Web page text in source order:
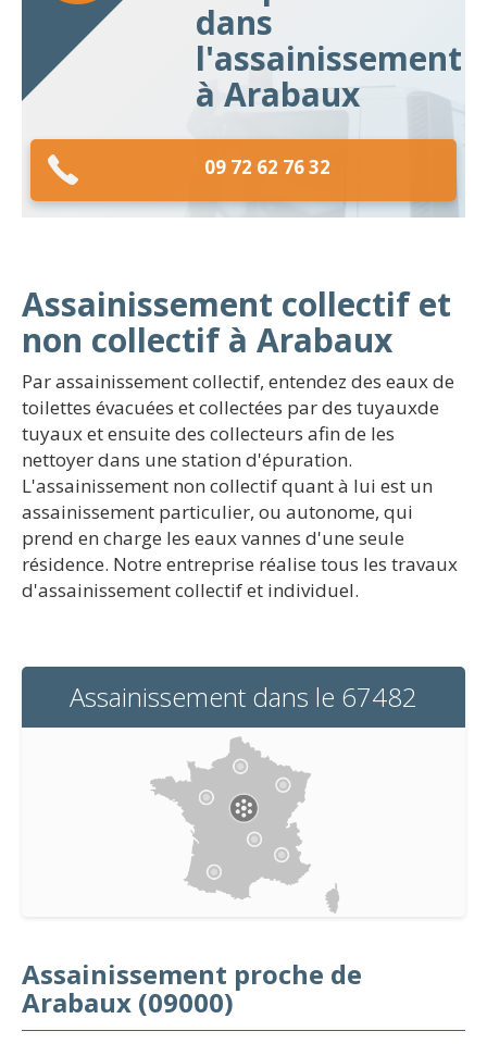
dans
l'assainissement
à Arabaux
09 72 62 76 32
Assainissement collectif et
non collectif à Arabaux
Par assainissement collectif, entendez des eaux de
toilettes évacuées et collectées par des tuyauxde
tuyaux et ensuite des collecteurs afin de les
nettoyer dans une station d'épuration.
L'assainissement non collectif quant à lui est un
assainissement particulier, ou autonome, qui
prend en charge les eaux vannes d'une seule
résidence. Notre entreprise réalise tous les travaux
d'assainissement collectif et individuel.
Assainissement dans le 67482
Assainissement proche de
Arabaux (09000)